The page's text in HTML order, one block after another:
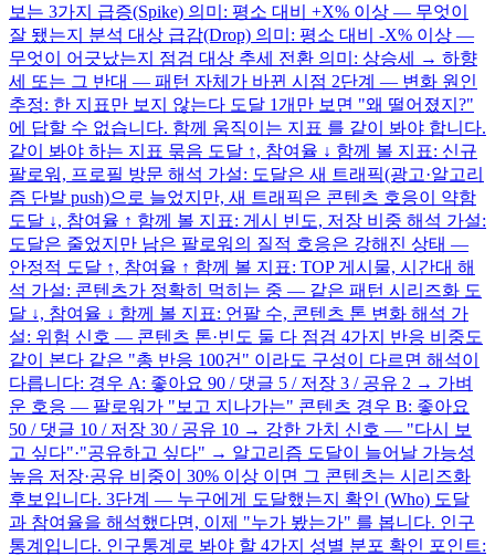
보는 3가지 급증(Spike) 의미: 평소 대비 +X% 이상 — 무엇이
잘 됐는지 분석 대상 급감(Drop) 의미: 평소 대비 -X% 이상 —
무엇이 어긋났는지 점검 대상 추세 전환 의미: 상승세 → 하향
세 또는 그 반대 — 패턴 자체가 바뀐 시점 2단계 — 변화 원인
추정: 한 지표만 보지 않는다 도달 1개만 보면 "왜 떨어졌지?"
에 답할 수 없습니다. 함께 움직이는 지표 를 같이 봐야 합니다.
같이 봐야 하는 지표 묶음 도달 ↑, 참여율 ↓ 함께 볼 지표: 신규
팔로워, 프로필 방문 해석 가설: 도달은 새 트래픽(광고·알고리
즘 단발 push)으로 늘었지만, 새 트래픽은 콘텐츠 호응이 약함
도달 ↓, 참여율 ↑ 함께 볼 지표: 게시 빈도, 저장 비중 해석 가설:
도달은 줄었지만 남은 팔로워의 질적 호응은 강해진 상태 —
안정적 도달 ↑, 참여율 ↑ 함께 볼 지표: TOP 게시물, 시간대 해
석 가설: 콘텐츠가 정확히 먹히는 중 — 같은 패턴 시리즈화 도
달 ↓, 참여율 ↓ 함께 볼 지표: 언팔 수, 콘텐츠 톤 변화 해석 가
설: 위험 신호 — 콘텐츠 톤·빈도 둘 다 점검 4가지 반응 비중도
같이 본다 같은 "총 반응 100건" 이라도 구성이 다르면 해석이
다릅니다: 경우 A: 좋아요 90 / 댓글 5 / 저장 3 / 공유 2 → 가벼
운 호응 — 팔로워가 "보고 지나가는" 콘텐츠 경우 B: 좋아요
50 / 댓글 10 / 저장 30 / 공유 10 → 강한 가치 신호 — "다시 보
고 싶다"·"공유하고 싶다" → 알고리즘 도달이 늘어날 가능성
높음 저장·공유 비중이 30% 이상 이면 그 콘텐츠는 시리즈화
후보입니다. 3단계 — 누구에게 도달했는지 확인 (Who) 도달
과 참여율을 해석했다면, 이제 "누가 봤는가" 를 봅니다. 인구
통계입니다. 인구통계로 봐야 할 4가지 성별 분포 확인 포인트: